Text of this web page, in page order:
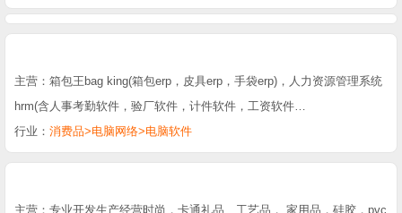
主营：箱包王bag king(箱包erp，皮具erp，手袋erp)，人力资源管理系统
hrm(含人事考勤软件，验厂软件，计件软件，工资软件…
行业： 消费品>电脑网络>电脑软件
主营：专业开发生产经营时尚，卡通礼品、工艺品， 家用品，硅胶，pvc